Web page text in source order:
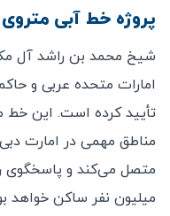
پروژه خط آبی
شیخ محمد بن راشد آل
امارات متحده عربی و
مناطق مهمی در امارت دبی
متصل می‌کند و
میلیون نفر ساکن خواهد